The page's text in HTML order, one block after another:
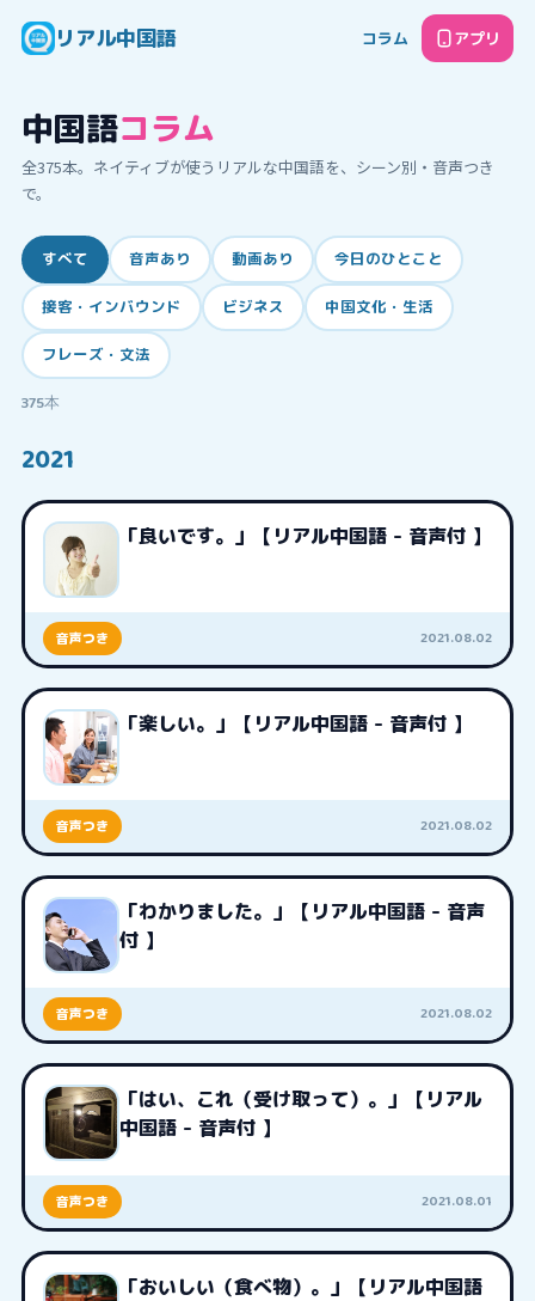
リアル中国語 コラム アプリ
中国語コラム
全375本。ネイティブが使うリアルな中国語を、シーン別・音声つき
で。
すべて 音声あり 動画あり 今日のひとこと
接客・インバウンド ビジネス 中国文化・生活
フレーズ・文法
375本
2021
「良いです。」【リアル中国語 - 音声付 】
音声つき 2021.08.02
「楽しい。」【リアル中国語 - 音声付 】
音声つき 2021.08.02
「わかりました。」【リアル中国語 - 音声
付 】
音声つき 2021.08.02
「はい、これ（受け取って）。」【リアル
中国語 - 音声付 】
音声つき 2021.08.01
「おいしい（食べ物）。」【リアル中国語